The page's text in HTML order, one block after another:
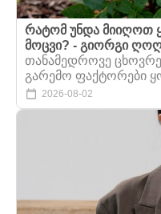
რატომ უნდა მიიღოთ
მოცვი? - გიორგი
თანამედროვე
გარემო ფაქტორები
2026-08-02